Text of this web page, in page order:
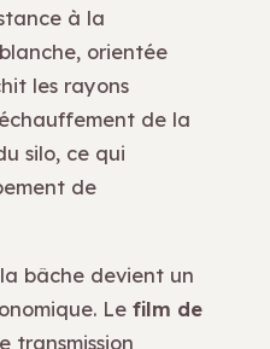
à la
orientée
les rayons
de la
silo, ce qui
de
bâche devient un
Le film de
transmission